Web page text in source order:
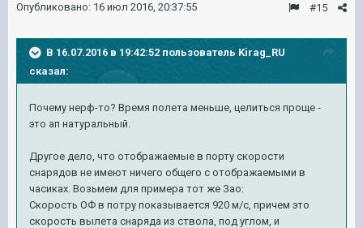
#15
Опубликовано: 16 июл 2016, 20:37:55
В 16.07.2016 в 19:42:52 пользователь Kirag_RU
сказал:
Почему нерф-то? Время полета меньше, целиться проще -
это ап натуральный.
Другое дело, что отображаемые в порту скорости
снарядов не имеют ничего общего с отображаемыми в
часиках. Возьмем для примера тот же Зао:
Скорость ОФ в потру показывается 920 м/с, причем это
скорость вылета снаряда из ствола, под углом, и